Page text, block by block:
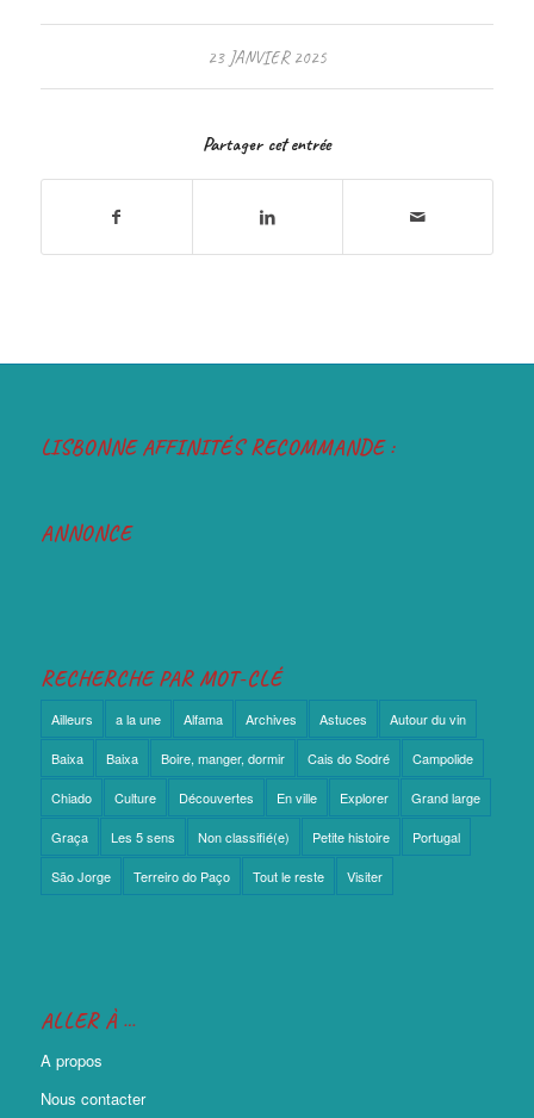
23 JANVIER 2025
Partager cet entrée
LISBONNE AFFINITÉS RECOMMANDE :
ANNONCE
RECHERCHE PAR MOT-CLÉ
Ailleurs a la une Alfama Archives Astuces Autour du vin
Baixa Baixa Boire, manger, dormir Cais do Sodré Campolide
Chiado Culture Découvertes En ville Explorer Grand large
Graça Les 5 sens Non classifié(e) Petite histoire Portugal
São Jorge Terreiro do Paço Tout le reste Visiter
ALLER À …
A propos
Nous contacter